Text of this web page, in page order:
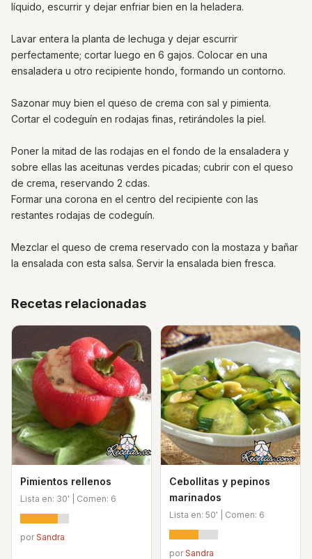
líquido, escurrir y dejar enfriar bien en la heladera.
Lavar entera la planta de lechuga y dejar escurrir
perfectamente; cortar luego en 6 gajos. Colocar en una
ensaladera u otro recipiente hondo, formando un contorno.
Sazonar muy bien el queso de crema con sal y pimienta.
Cortar el codeguín en rodajas finas, retirándoles la piel.
Poner la mitad de las rodajas en el fondo de la ensaladera y
sobre ellas las aceitunas verdes picadas; cubrir con el queso
de crema, reservando 2 cdas.
Formar una corona en el centro del recipiente con las
restantes rodajas de codeguín.
Mezclar el queso de crema reservado con la mostaza y bañar
la ensalada con esta salsa. Servir la ensalada bien fresca.
Recetas relacionadas
Pimientos rellenos
Lista en: 30' | Comen: 6
porSandra
Cebollitas y pepinos
marinados
Lista en: 50' | Comen: 6
porSandra